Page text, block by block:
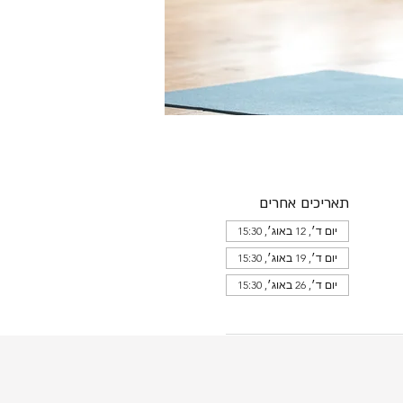
תאריכים אחרים
יום ד׳, 12 באוג׳, 15:30
יום ד׳, 19 באוג׳, 15:30
יום ד׳, 26 באוג׳, 15:30